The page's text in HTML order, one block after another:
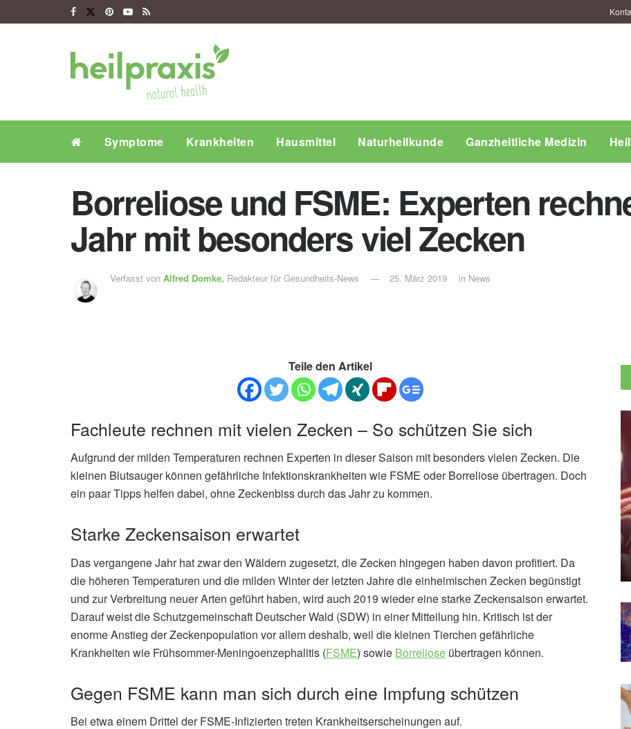
Symptome Krankheiten Hausmittel Naturheilkunde Ganzheitliche Medizin
Borreliose und FSME: Experten
Jahr mit besonders viel Zecken
Verfasst von Alfred Domke, Redakteur für Gesundheits-News 25. März 2019 in News
Teile den Artikel
Fachleute rechnen mit vielen Zecken – So schützen Sie sich
Aufgrund der milden Temperaturen rechnen Experten in dieser Saison mit besonders vielen Zecken. Die
kleinen Blutsauger können gefährliche Infektionskrankheiten wie FSME oder Borreliose übertragen. Doch
ein paar Tipps helfen dabei, ohne Zeckenbiss durch das Jahr zu kommen.
Starke Zeckensaison erwartet
Das vergangene Jahr hat zwar den Wäldern zugesetzt, die Zecken hingegen haben davon profitiert. Da
die höheren Temperaturen und die milden Winter der letzten Jahre die einheimischen Zecken begünstigt
und zur Verbreitung neuer Arten geführt haben, wird auch 2019 wieder eine starke Zeckensaison erwartet.
Darauf weist die Schutzgemeinschaft Deutscher Wald (SDW) in einer Mitteilung hin. Kritisch ist der
enorme Anstieg der Zeckenpopulation vor allem deshalb, weil die kleinen Tierchen gefährliche
Krankheiten wie Frühsommer-Meningoenzephalitis (FSME) sowie Borreliose übertragen können.
Gegen FSME kann man sich durch eine Impfung schützen
Bei etwa einem Drittel der FSME-Infizierten treten Krankheitserscheinungen auf.